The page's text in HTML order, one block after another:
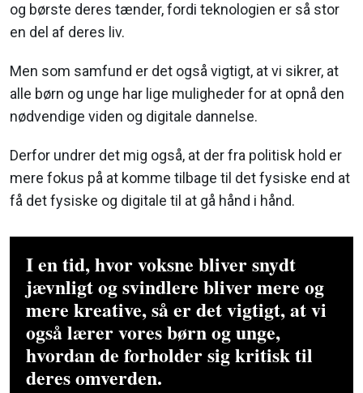
og børste deres tænder, fordi teknologien er så stor
en del af deres liv.
Men som samfund er det også vigtigt, at vi sikrer, at
alle børn og unge har lige muligheder for at opnå den
nødvendige viden og digitale dannelse.
Derfor undrer det mig også, at der fra politisk hold er
mere fokus på at komme tilbage til det fysiske end at
få det fysiske og digitale til at gå hånd i hånd.
I en tid, hvor voksne bliver snydt
jævnligt og svindlere bliver mere og
mere kreative, så er det vigtigt, at vi
også lærer vores børn og unge,
hvordan de forholder sig kritisk til
deres omverden.